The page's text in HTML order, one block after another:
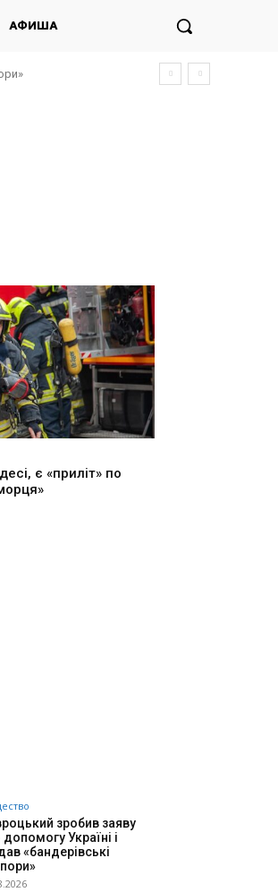
АФИША
є «приліт» по
зробив заяву
допомогу Україні і
«бандерівські